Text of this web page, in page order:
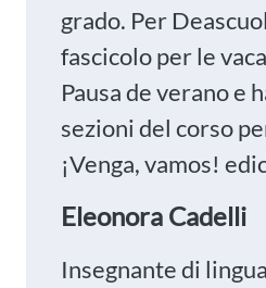
grado. Per
fascicolo per le
Pausa de verano e
sezioni del corso
¡Venga, vamos!
Eleonora Cadelli
Insegnante di